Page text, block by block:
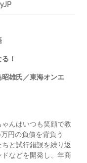
！
雄氏／東海オンエ
んはいつも笑顔で教
円の負債を背負う
と試行錯誤を繰り返
などを開発し、年商